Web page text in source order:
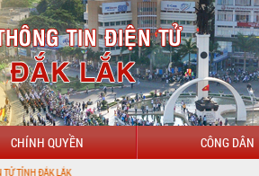
CHÍNH QUYỀN CÔNG DÂN